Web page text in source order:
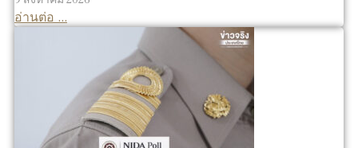
อ่านต่อ ...